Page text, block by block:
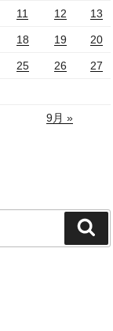
11 12 13
18 19 20
25 26 27
9月 »
索